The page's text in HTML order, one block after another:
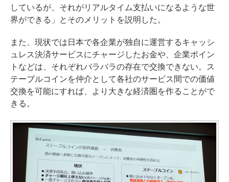
しているが、それがリアルタイム支払いになるような世
界ができる」とそのメリットを説明した。
また、現状では日本で各企業が独自に運営するキャッシ
ュレス決済サービスにチャージしたお金や、企業ポイン
トなどは、それぞれバラバラの存在で交換できない。ス
テーブルコインを仲介として各社のサービス間での価値
交換を可能にすれば、より大きな経済圏を作ることがで
きる。